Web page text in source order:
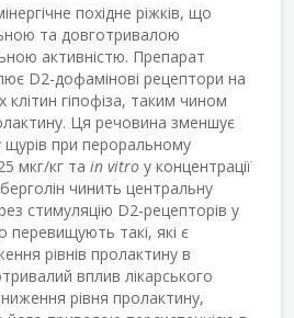
похідне ріжків, що
та довготривалою
активністю. Препарат
D2-дофамінові рецептори на
клітин гіпофіза, таким чином
Ця речовина зменшує
щурів при пероральному
мкг/кг та in vitro у концентрації
чинить центральну
стимуляцію D2-рецепторів у
такі, які є
рівнів пролактину в
вплив лікарського
рівня пролактину,